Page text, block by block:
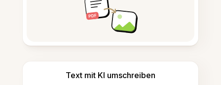
Text mit KI umschreiben